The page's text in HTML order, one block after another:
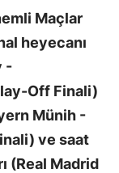
Maçlar
heyecanı
-
Off Finali)
Münih -
ve saat
(Real Madrid